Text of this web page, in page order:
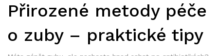
Přirozené metody péče
o zuby – praktické tipy